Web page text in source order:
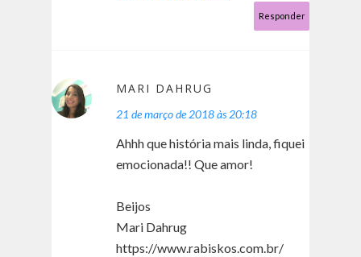
Responder
MARI DAHRUG
21 de março de 2018 às 20:18
Ahhh que história mais linda, fiquei
emocionada!! Que amor!
Beijos
Mari Dahrug
https://www.rabiskos.com.br/